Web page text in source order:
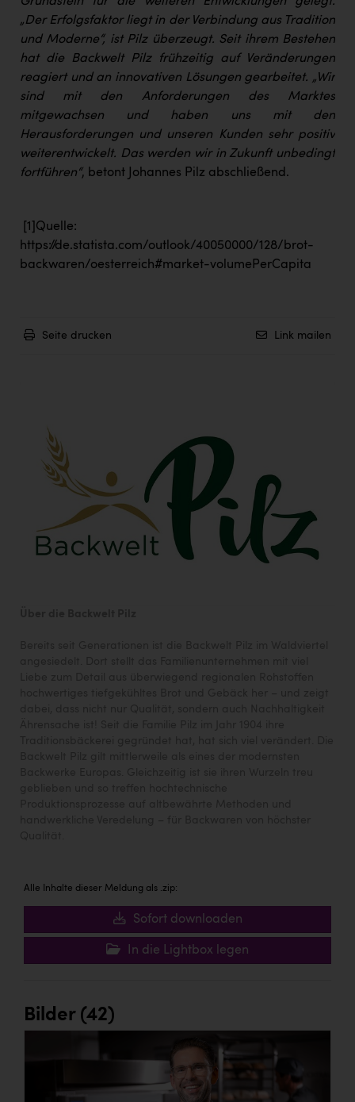
„Der Erfolgsfaktor liegt in der Verbindung aus Tradition
und Moderne“, ist Pilz überzeugt. Seit ihrem Bestehen
hat die Backwelt Pilz frühzeitig auf Veränderungen
reagiert und an innovativen Lösungen gearbeitet. „Wir
sind mit den Anforderungen des Marktes
mitgewachsen und haben uns mit den
Herausforderungen und unseren Kunden sehr positiv
weiterentwickelt. Das werden wir in Zukunft unbedingt
fortführen“, betont Johannes Pilz abschließend.
[1] Quelle:
https://de.statista.com/outlook/40050000/128/brot-
backwaren/oesterreich#market-volumePerCapita
Seite drucken Link mailen
Alle Inhalte dieser Meldung als .zip:
Sofort downloaden
In die Lightbox legen
Bilder (42)